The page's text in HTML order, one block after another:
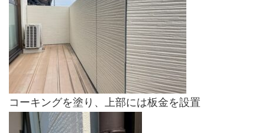
コーキングを塗り、上部には板金を設置